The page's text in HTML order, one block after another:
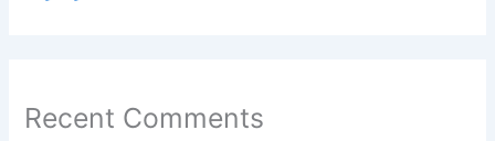
Recent Comments